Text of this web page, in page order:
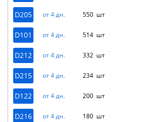
D205 от 4 дн. 550 шт
D101 от 4 дн. 514 шт
D212 от 4 дн. 332 шт
D215 от 4 дн. 234 шт
D122 от 4 дн. 200 шт
D216 от 4 дн. 180 шт